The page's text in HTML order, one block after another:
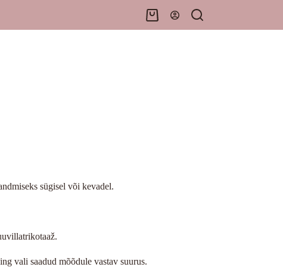
Shopping
cart
sügisel või kevadel.
vali saadud mõõdule vastav suurus.